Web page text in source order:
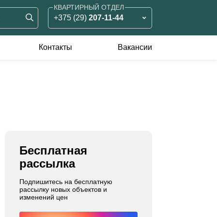
КВАРТИРНЫЙ ОТДЕЛ
+375 (29) 207-11-44
ЗЕМЕЛЬНЫЙ ОТДЕЛ
+375 (29)
826-90-05
Контакты Вакансии
Бесплатная
рассылка
Подпишитесь на бесплатную
рассылку новых объектов и
изменений цен